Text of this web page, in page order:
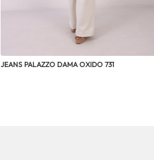
JEANS PALAZZO DAMA OXIDO 731